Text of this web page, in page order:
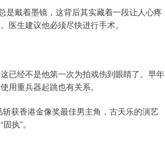
是戴着墨镜，这背后其实藏着一段让人心疼
医生建议他必须尽快进行手术。
已经不是他第一次为拍戏伤到眼睛了。早年
用重兵器起跳也有关系。
获香港金像奖最佳男主角，古天乐的演艺
执”。